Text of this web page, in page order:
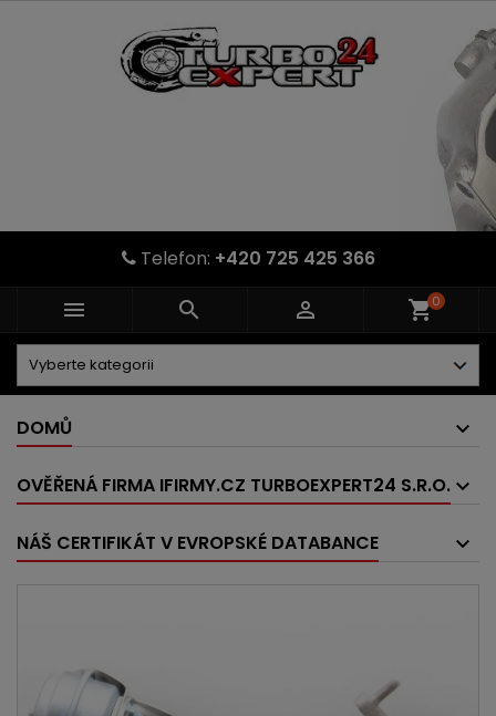
Telefon: +420 725 425 366
   shopping_cart0
DOMŮ
OVĚŘENÁ FIRMA IFIRMY.CZ TURBOEXPERT24 S.R.O.
NÁŠ CERTIFIKÁT V EVROPSKÉ DATABANCE